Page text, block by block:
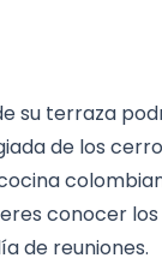
su terraza
de los
conocer
de reuniones.